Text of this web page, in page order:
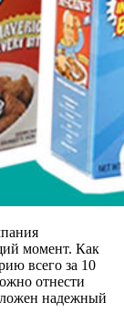
момент. Как
всего за 10
отнести
надежный